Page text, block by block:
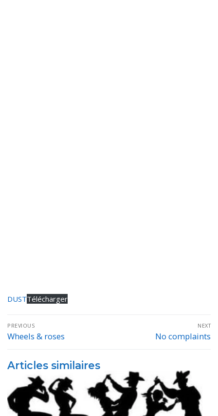
DUSTTélécharger
Navigation
de
PREVIOUS
Previous
Wheels & roses
NEXT
Next
No complaints
Articles similaires